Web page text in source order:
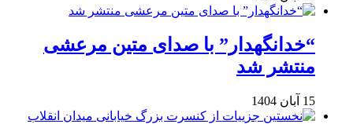
“خدانگهدار” با صدای متین مرعشی
منتشر شد
15 آبان 1404